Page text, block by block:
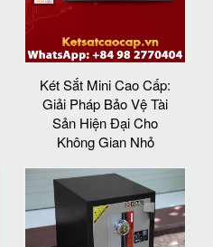
Két Sắt Mini Cao Cấp:
Giải Pháp Bảo Vệ Tài
Sản Hiện Đại Cho
Không Gian Nhỏ